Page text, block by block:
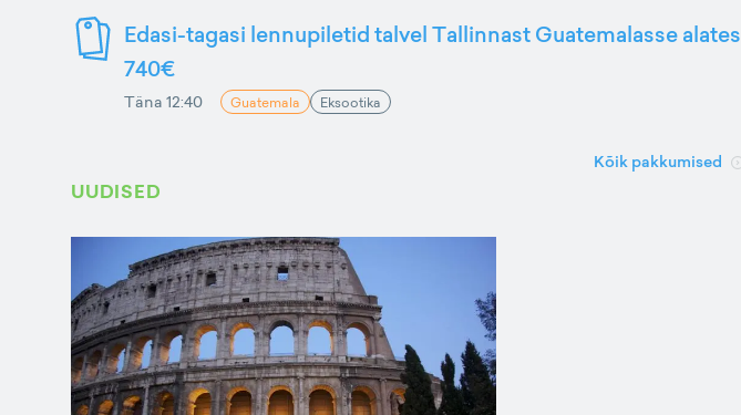
Edasi-tagasi lennupiletid talvel Tallinnast Guatemalasse alates
740€
Täna 12:40 Guatemala Eksootika
Kõik pakkumised
UUDISED